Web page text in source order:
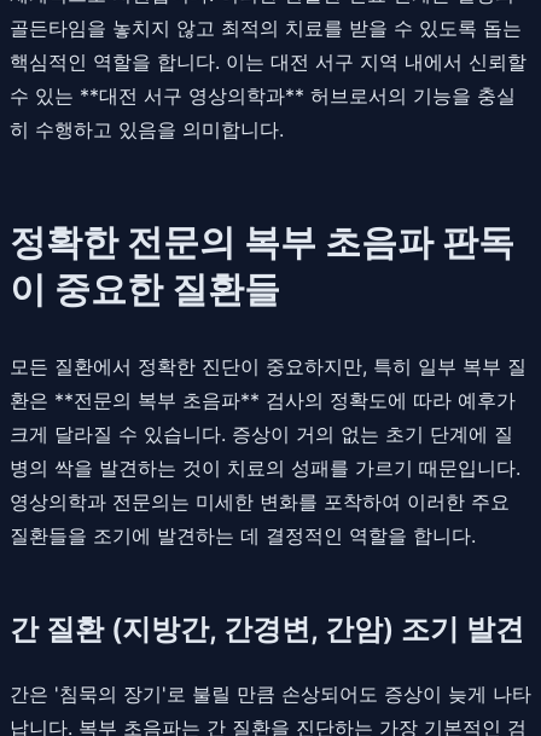
골든타임을 놓치지 않고 최적의 치료를 받을 수 있도록 돕는
핵심적인 역할을 합니다. 이는 대전 서구 지역 내에서 신뢰할
수 있는 **대전 서구 영상의학과** 허브로서의 기능을 충실
히 수행하고 있음을 의미합니다.
정확한 전문의 복부 초음파 판독
이 중요한 질환들
모든 질환에서 정확한 진단이 중요하지만, 특히 일부 복부 질
환은 **전문의 복부 초음파** 검사의 정확도에 따라 예후가
크게 달라질 수 있습니다. 증상이 거의 없는 초기 단계에 질
병의 싹을 발견하는 것이 치료의 성패를 가르기 때문입니다.
영상의학과 전문의는 미세한 변화를 포착하여 이러한 주요
질환들을 조기에 발견하는 데 결정적인 역할을 합니다.
간 질환 (지방간, 간경변, 간암) 조기 발견
간은 '침묵의 장기'로 불릴 만큼 손상되어도 증상이 늦게 나타
납니다. 복부 초음파는 간 질환을 진단하는 가장 기본적인 검